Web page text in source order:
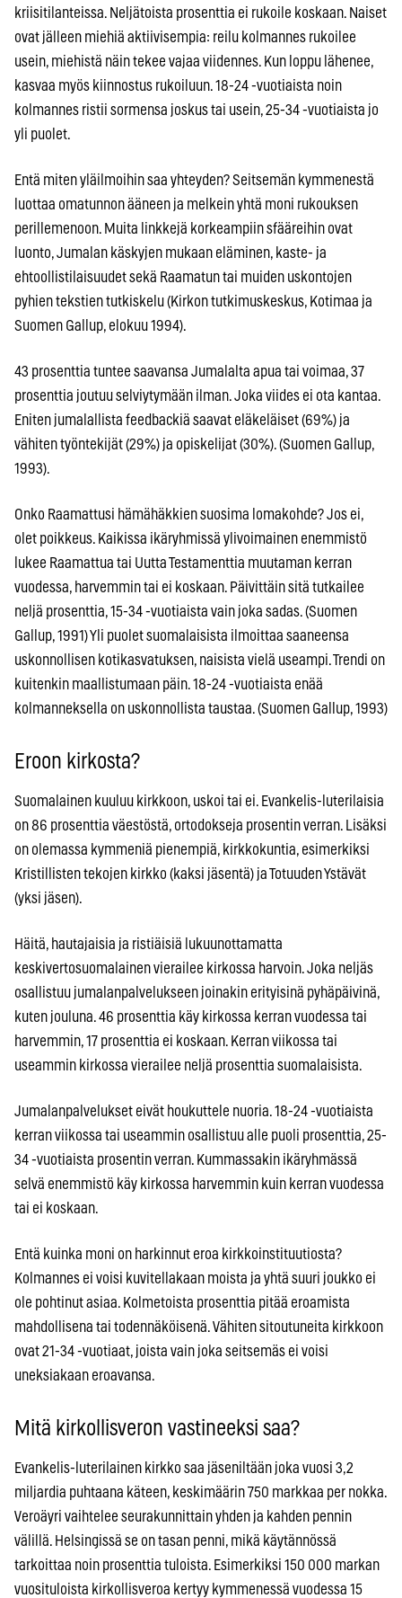
kriisitilanteissa. Neljätoista prosenttia ei rukoile koskaan. Naiset
ovat jälleen miehiä aktiivisempia: reilu kolmannes rukoilee
usein, miehistä näin tekee vajaa viidennes. Kun loppu lähenee,
kasvaa myös kiinnostus rukoiluun. 18-24 -vuotiaista noin
kolmannes ristii sormensa joskus tai usein, 25-34 -vuotiaista jo
yli puolet.
Entä miten yläilmoihin saa yhteyden? Seitsemän kymmenestä
luottaa omatunnon ääneen ja melkein yhtä moni rukouksen
perillemenoon. Muita linkkejä korkeampiin sfääreihin ovat
luonto, Jumalan käskyjen mukaan eläminen, kaste- ja
ehtoollistilaisuudet sekä Raamatun tai muiden uskontojen
pyhien tekstien tutkiskelu (Kirkon tutkimuskeskus, Kotimaa ja
Suomen Gallup, elokuu 1994).
43 prosenttia tuntee saavansa Jumalalta apua tai voimaa, 37
prosenttia joutuu selviytymään ilman. Joka viides ei ota kantaa.
Eniten jumalallista feedbackiä saavat eläkeläiset (69%) ja
vähiten työntekijät (29%) ja opiskelijat (30%). (Suomen Gallup,
1993).
Onko Raamattusi hämähäkkien suosima lomakohde? Jos ei,
olet poikkeus. Kaikissa ikäryhmissä ylivoimainen enemmistö
lukee Raamattua tai Uutta Testamenttia muutaman kerran
vuodessa, harvemmin tai ei koskaan. Päivittäin sitä tutkailee
neljä prosenttia, 15-34 -vuotiaista vain joka sadas. (Suomen
Gallup, 1991) Yli puolet suomalaisista ilmoittaa saaneensa
uskonnollisen kotikasvatuksen, naisista vielä useampi. Trendi on
kuitenkin maallistumaan päin. 18-24 -vuotiaista enää
kolmanneksella on uskonnollista taustaa. (Suomen Gallup, 1993)
Eroon kirkosta?
Suomalainen kuuluu kirkkoon, uskoi tai ei. Evankelis-luterilaisia
on 86 prosenttia väestöstä, ortodokseja prosentin verran. Lisäksi
on olemassa kymmeniä pienempiä, kirkkokuntia, esimerkiksi
Kristillisten tekojen kirkko (kaksi jäsentä) ja Totuuden Ystävät
(yksi jäsen).
Häitä, hautajaisia ja ristiäisiä lukuunottamatta
keskivertosuomalainen vierailee kirkossa harvoin. Joka neljäs
osallistuu jumalanpalvelukseen joinakin erityisinä pyhäpäivinä,
kuten jouluna. 46 prosenttia käy kirkossa kerran vuodessa tai
harvemmin, 17 prosenttia ei koskaan. Kerran viikossa tai
useammin kirkossa vierailee neljä prosenttia suomalaisista.
Jumalanpalvelukset eivät houkuttele nuoria. 18-24 -vuotiaista
kerran viikossa tai useammin osallistuu alle puoli prosenttia, 25-
34 -vuotiaista prosentin verran. Kummassakin ikäryhmässä
selvä enemmistö käy kirkossa harvemmin kuin kerran vuodessa
tai ei koskaan.
Entä kuinka moni on harkinnut eroa kirkkoinstituutiosta?
Kolmannes ei voisi kuvitellakaan moista ja yhtä suuri joukko ei
ole pohtinut asiaa. Kolmetoista prosenttia pitää eroamista
mahdollisena tai todennäköisenä. Vähiten sitoutuneita kirkkoon
ovat 21-34 -vuotiaat, joista vain joka seitsemäs ei voisi
uneksiakaan eroavansa.
Mitä kirkollisveron vastineeksi saa?
Evankelis-luterilainen kirkko saa jäseniltään joka vuosi 3,2
miljardia puhtaana käteen, keskimäärin 750 markkaa per nokka.
Veroäyri vaihtelee seurakunnittain yhden ja kahden pennin
välillä. Helsingissä se on tasan penni, mikä käytännössä
tarkoittaa noin prosenttia tuloista. Esimerkiksi 150 000 markan
vuosituloista kirkollisveroa kertyy kymmenessä vuodessa 15